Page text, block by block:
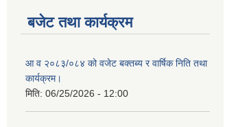
बजेट तथा कार्यक्रम
आ व २०८३/०८४ को वजेट बक्तब्य र वार्षिक निति तथा
कार्यक्रम।
मिति: 06/25/2026 - 12:00